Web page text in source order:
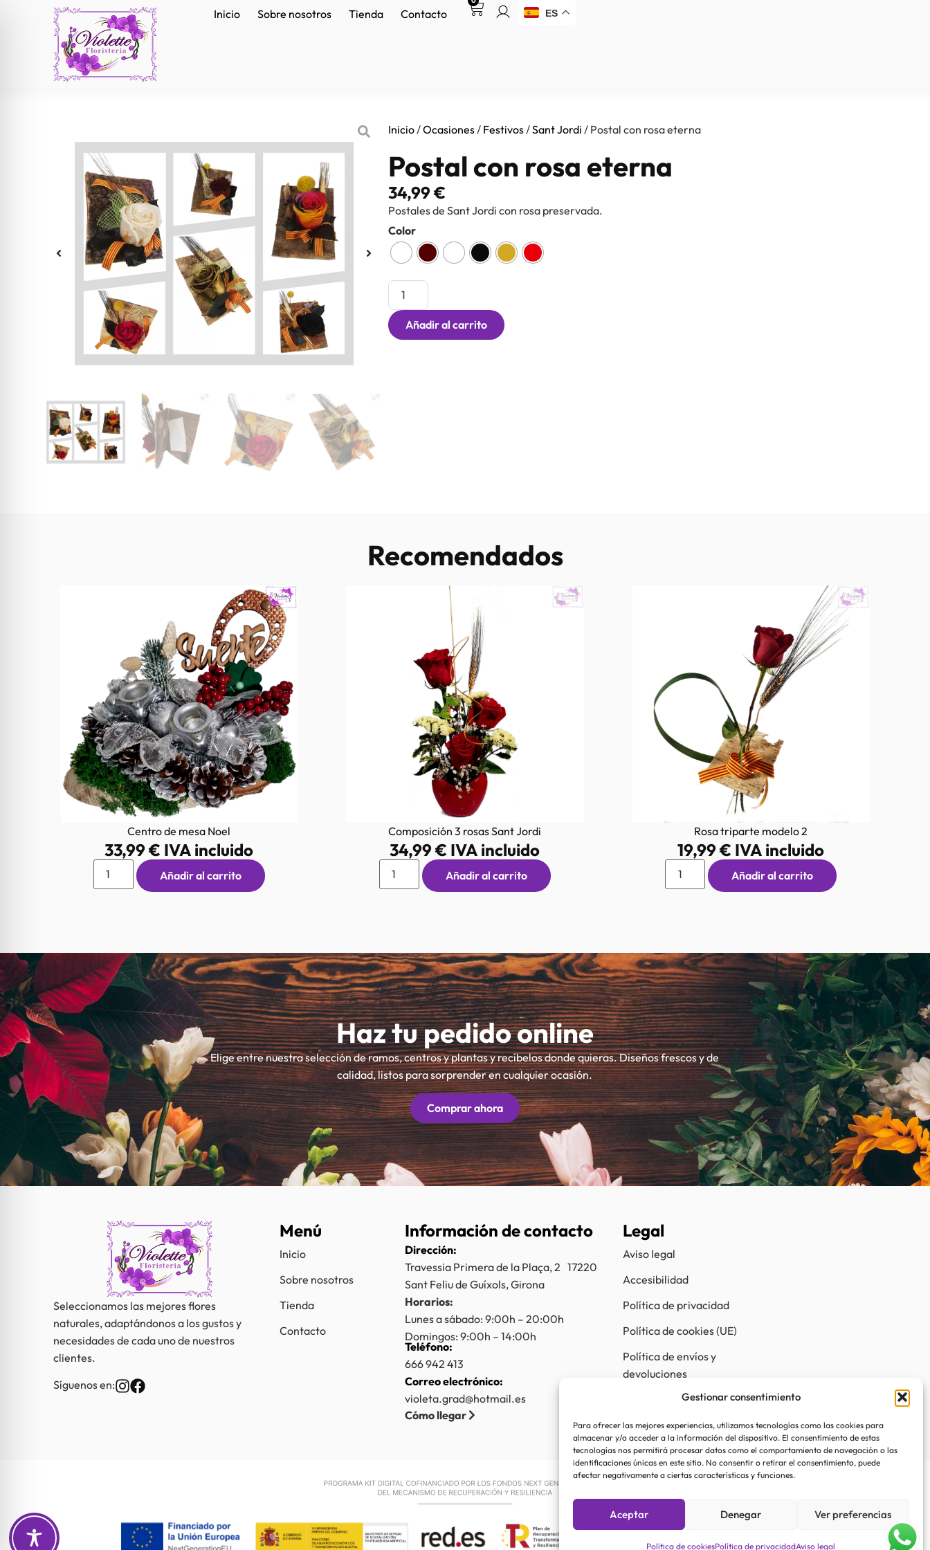
Gestionar consentimiento
Para ofrecer las mejores experiencias, utilizamos tecnologías como las cookies para
almacenar y/o acceder a la información del dispositivo. El consentimiento de estas
tecnologías nos permitirá procesar datos como el comportamiento de navegación o las
identificaciones únicas en este sitio. No consentir o retirar el consentimiento, puede
afectar negativamente a ciertas características y funciones.
Aceptar Denegar Ver preferencias
Política de cookiesPolítica de privacidadAviso legal
Inicio Sobre nosotros Tienda Contacto ES
Inicio /Ocasiones / Festivos /Sant Jordi / Postal con rosa eterna
Postal con rosa eterna
34,99€
Postales de Sant Jordi con rosa preservada.
Color
Añadir al carrito
Recomendados
Centro de mesa Noel
33,99€ IVA incluido
Añadir al carrito
Composición 3 rosas Sant Jordi
34,99€ IVA incluido
Añadir al carrito
Rosa triparte modelo 2
19,99€ IVA incluido
Añadir al carrito
Haz tu pedido online
Elige entre nuestra selección de ramos, centros y plantas y recíbelos donde quieras. Diseños frescos y de
calidad, listos para sorprender en cualquier ocasión.
Comprar ahora
Seleccionamos las mejores flores
naturales, adaptándonos a los gustos y
necesidades de cada uno de nuestros
clientes.
Síguenos en:
Menú
Inicio
Sobre nosotros
Tienda
Contacto
Información de contacto
Dirección:
Travessia Primera de la Plaça, 2 17220
Sant Feliu de Guíxols, Girona
Horarios:
Lunes a sábado: 9:00h – 20:00h
Domingos: 9:00h – 14:00h
Teléfono:
666 942 413
Correo electrónico:
violeta.grad@hotmail.es
Cómo llegar
Legal
Aviso legal
Accesibilidad
Política de privacidad
Política de cookies (UE)
Política de envíos y
devoluciones